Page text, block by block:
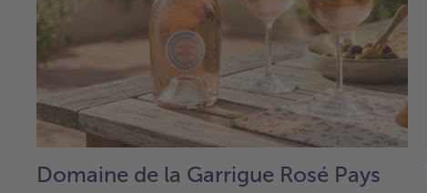
Domaine de la Garrigue Rosé Pays